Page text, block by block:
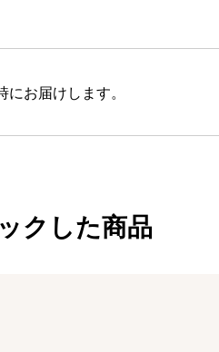
お届けします。
クした商品